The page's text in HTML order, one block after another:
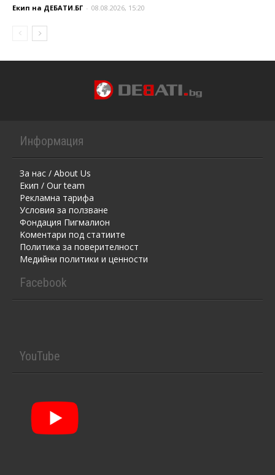
Екип на ДЕБАТИ.БГ - 08.08.2026, 15:20
Информация
За нас / About Us
Екип / Our team
Рекламна тарифа
Условия за ползване
Фондация Пигмалион
Kоментaри под статиите
Политика за поверителност
Медийни политики и ценности
Facebook
YouTube